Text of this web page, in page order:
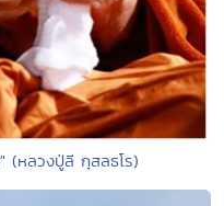
หลวงปู่ลี กุสลธโร)